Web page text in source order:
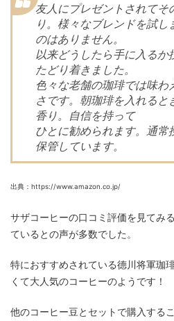
友人にプレゼントされてそ
り。様々なブレンドを試し
のはありません。
以来どうしたら手に入るか
たどり着きました。
色々な老舗の珈琲では味わ
さです。朝珈琲を入れると
香り。自信を持って
ひとに勧められます。通常
保管しています。
出典：https://www.amazon.co.jp/
サザコーヒーの口コミ評価を見てみ
ているとの声が多数でした。
特におすすめされている德川将軍珈
くて大人気のコーヒーのようです！
他のコーヒー豆とセットで購入する